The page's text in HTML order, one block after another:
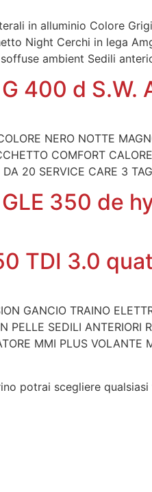
in alluminio Colore
Night Cerchi in lega
ambient Sedili
400 d S.W.
NERO NOTTE
COMFORT
20 SERVICE CARE 3
350 de
TDI 3.0
GANCIO TRAINO
PELLE SEDILI
MMI PLUS
potrai scegliere